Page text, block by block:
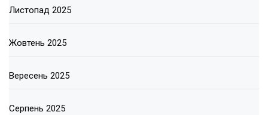
Листопад 2025
Жовтень 2025
Вересень 2025
Серпень 2025